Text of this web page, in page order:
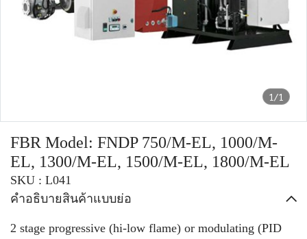
1/1
FBR Model: FNDP 750/M-EL, 1000/M-
EL, 1300/M-EL, 1500/M-EL, 1800/M-EL
SKU : L041
คำอธิบายสินค้าแบบย่อ
2 stage progressive (hi-low flame) or modulating (PID